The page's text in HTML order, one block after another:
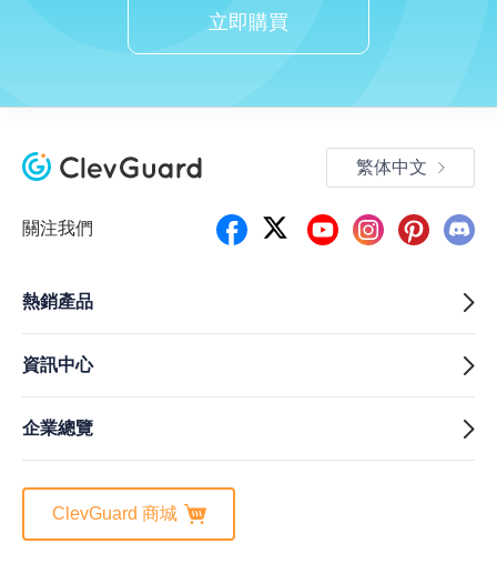
立即購買
關注我們
繁体中文
熱銷產品
資訊中心
企業總覽
ClevGuard 商城